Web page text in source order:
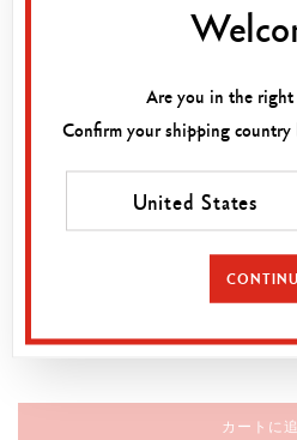
ポール・スミスのシグネチャー
ラー色鉛筆、ポール・スミスの
トブッ
そして今回初めて登場するエ
ストライプ”のギロシェパター
ンが彫刻されて
両者ならではの個性的な美学が
して現代的なコレクションに
メカニカルペン
カートに
Are you in the right
Confirm your shipping country
United States